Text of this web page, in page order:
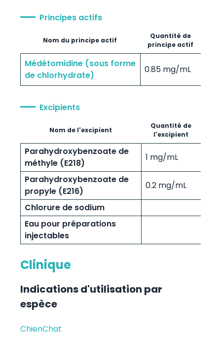
Principes actifs
Nom du principe actif
Quantité de
principe actif
Médétomidine (sous forme
de chlorhydrate)
0.85 mg/mL
Excipients
Nom de l'excipient
Quantité de
l'excipient
Parahydroxybenzoate de
méthyle (E218)
1 mg/mL
Parahydroxybenzoate de
propyle (E216)
0.2 mg/mL
Chlorure de sodium
Eau pour préparations
injectables
Clinique
Indications d'utilisation par
espèce
ChienChat